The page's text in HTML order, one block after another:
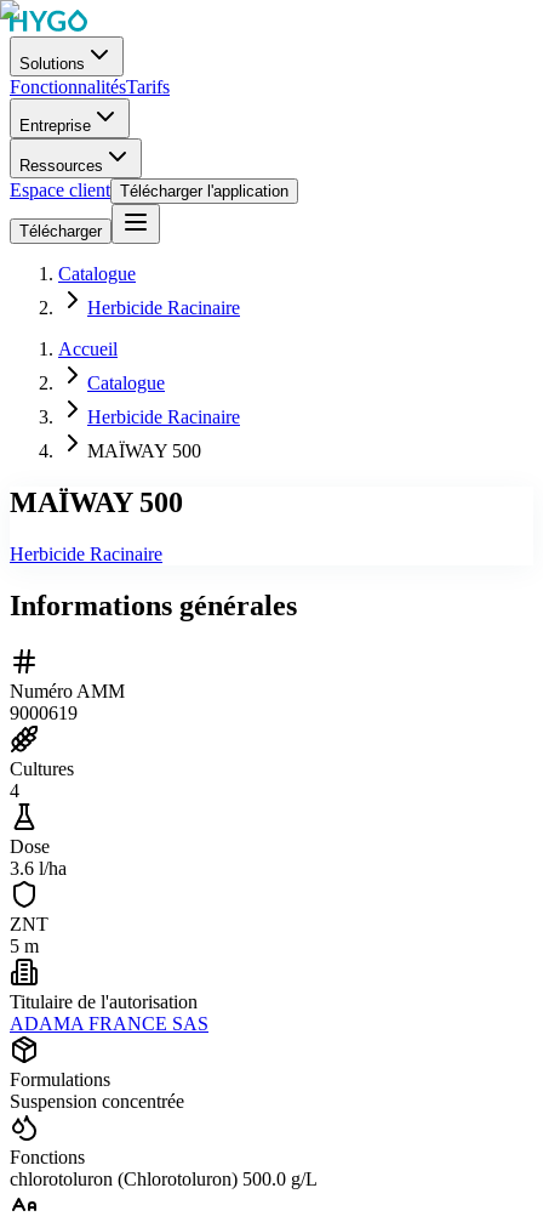
Solutions
FonctionnalitésTarifs
Entreprise
Ressources
Espace client Télécharger l'application
Télécharger
Catalogue
Herbicide Racinaire
Accueil
Catalogue
Herbicide Racinaire
MAÏWAY 500
MAÏWAY 500
Herbicide Racinaire
Informations générales
Numéro AMM
9000619
Cultures
4
Dose
3.6 l/ha
ZNT
5 m
Titulaire de l'autorisation
ADAMA FRANCE SAS
Formulations
Suspension concentrée
Fonctions
chlorotoluron (Chlorotoluron) 500.0 g/L